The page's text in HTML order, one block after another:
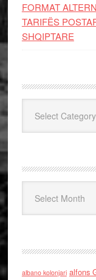
FORMAT
TARIFËS
SHQIPTARE
albano kolonjari alfons